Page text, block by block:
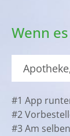
Wenn
#1 App
#2
#3 Am